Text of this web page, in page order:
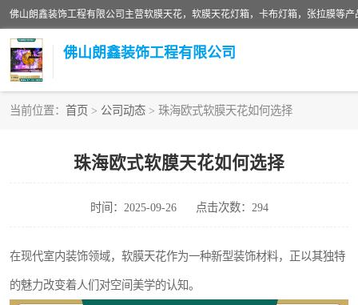
佛山朗鑫装饰工程有限公司
当前位置： 首页 > 公司动态 > 珠海欧式软膜天花如何选择
珠海欧式软膜天花如何选择
时间：2025-09-26 点击次数：294
在现代室内装饰领域，软膜天花作为一种新型装饰材料，正以其独特
的魅力改变着人们对空间美学的认知。